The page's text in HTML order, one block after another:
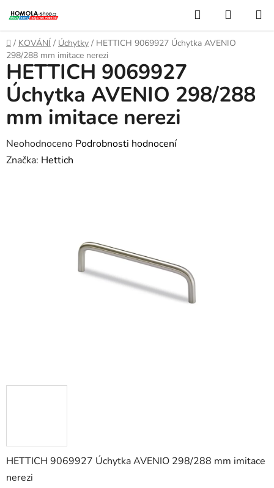
na
obsah
Hledat
KOŠÍK
Domů
/ KOVÁNÍ / Úchytky / HETTICH 9069927 Úchytka AVENIO
298/288 mm imitace nerezi
HETTICH 9069927 Úchytka AVENIO 298/288 mm imitace
nerezi
HETTICH 9069927
Úchytka AVENIO 298/288
mm imitace nerezi
Průměrné
hodnocení
Neohodnoceno Podrobnosti hodnocení
Značka: Hettich